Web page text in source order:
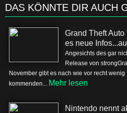
DAS KÖNNTE DIR AUCH
Grand Theft Auto
es neue
Angesichts des gar
Release von
November gibt es nach wie vor recht
kommenden... Mehr lesen
Nintendo nennt